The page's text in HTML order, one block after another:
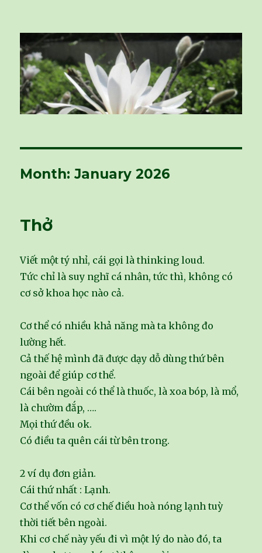
vivu-room
Month: January 2026
Thở
Viết một tý nhỉ, cái gọi là thinking loud.
Tức chỉ là suy nghĩ cá nhân, tức thì, không có
cơ sở khoa học nào cả.
Cơ thể có nhiều khả năng mà ta không đo
lường hết.
Cả thế hệ mình đã được dạy dỗ dùng thứ bên
ngoài để giúp cơ thể.
Cái bên ngoài có thể là thuốc, là xoa bóp, là mổ,
là chườm đắp, ….
Mọi thứ đều ok.
Có điều ta quên cái từ bên trong.
2 ví dụ đơn giản.
Cái thứ nhất : Lạnh.
Cơ thể vốn có cơ chế điều hoà nóng lạnh tuỳ
thời tiết bên ngoài.
Khi cơ chế này yếu đi vì một lý do nào đó, ta